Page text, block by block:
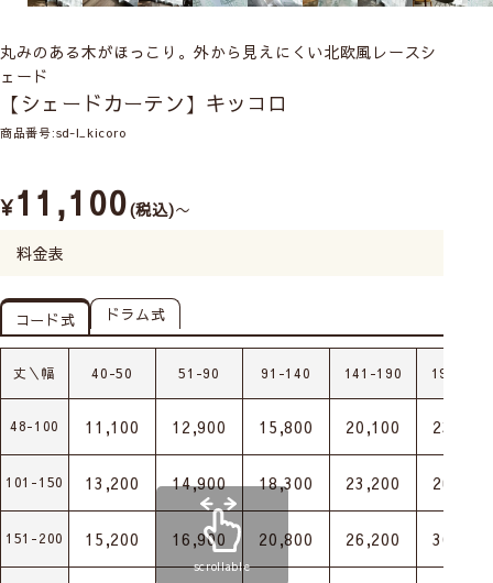
丸みのある木がほっこり。外から見えにくい北欧風レースシ
ェード
【シェードカーテン】キッコロ
商品番号 sd-l_kicoro
¥11,100 税込 〜
料金表
コード式 ドラム式
丈＼幅 40-50 51-90 91-140 141-190 191-240
48-100 11,100 12,900 15,800 20,100 23,300
101-150 13,200 14,900 18,300 23,200 26,900
151-200 15,200 16,900 20,800 26,200 30,500
scrollable